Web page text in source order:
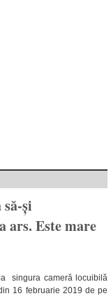
și
ars. Este mare
singura cameră locuibilă
16 februarie 2019 de pe